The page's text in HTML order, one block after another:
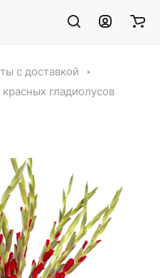
с доставкой
красных гладиолусов